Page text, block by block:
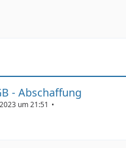
- Abschaffung
um 21:51